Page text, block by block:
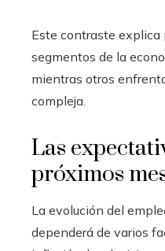
Este contraste explica
segmentos de la
mientras otros
compleja.
Las
próximos
La evolución del
dependerá de varios